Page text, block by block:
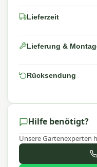
Lieferzeit
Lieferung &
Rücksendung
Hilfe benötigt?
Unsere Gartenexperten